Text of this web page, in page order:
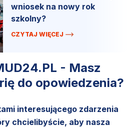
wniosek na nowy rok
szkolny?
CZYTAJ WIĘCEJ
- Masz
do opowiedzenia?
interesującego zdarzenia
chcielibyście, aby nasza